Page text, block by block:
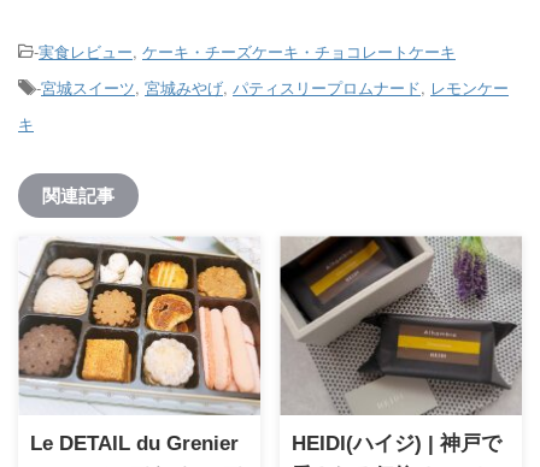
-実食レビュー, ケーキ・チーズケーキ・チョコレートケーキ
-宮城スイーツ, 宮城みやげ, パティスリープロムナード, レモンケー
キ
関連記事
Le DETAIL du Grenier
HEIDI(ハイジ) | 神戸で